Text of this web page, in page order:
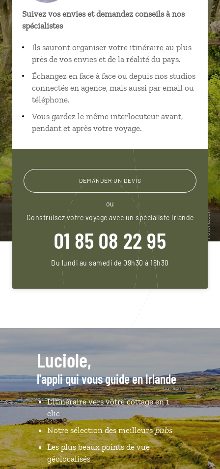
Suivez vos envies et demandez conseils à nos
spécialistes
Ils sauront organiser votre itinéraire au plus
près de vos envies et de la réalité du pays.
Échangez en face à face ou depuis nos studios
connectés en agence, mais aussi par email ou
téléphone.
Vous gardez le même interlocuteur avant,
pendant et après votre voyage.
DEMANDER UN DEVIS
ou
Construisez votre voyage avec un spécialiste Irlande
01 85 08 22 95
Du lundi au samedi de 09h30 à 18h30
Luciole,
l'appli qui vous guide en Irlande
L’itinéraire vers votre cottage en 1
clic
Notre sélection des meilleurspubs
Les plus beaux points de vue
géolocalisés